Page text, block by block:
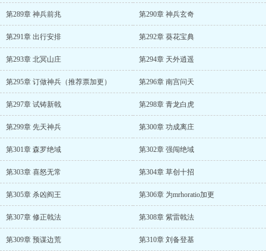
第289章 神兵前兆 第290章 神兵玄奇
第291章 出行安排 第292章 葵花宝典
第293章 北冥山庄 第294章 天外逍遥
第295章 订做神兵（推荐票加更） 第296章 南宫问天
第297章 试铸新戟 第298章 青龙白虎
第299章 先天神兵 第300章 功成离庄
第301章 森罗绝域 第302章 强闯绝域
第303章 喜怒无常 第304章 草创十招
第305章 杀凶阎王 第306章 为mrhoratio加更
第307章 修正戟法 第308章 紫雷戟法
第309章 预谋边荒 第310章 刘备登基